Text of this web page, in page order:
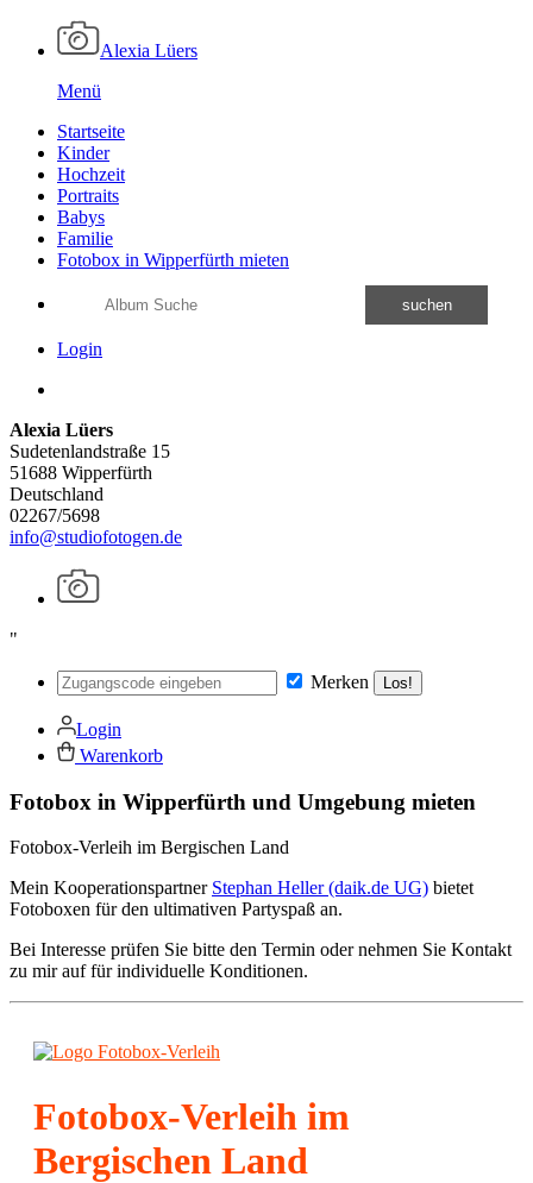
Alexia Lüers
Menü
Startseite
Kinder
Hochzeit
Portraits
Babys
Familie
Fotobox in Wipperfürth mieten
suchen
Login
Alexia Lüers
Sudetenlandstraße 15
51688 Wipperfürth
Deutschland
02267/5698
info@studiofotogen.de
"
Merken Los!
Login
Warenkorb
Fotobox in Wipperfürth und Umgebung mieten
Fotobox-Verleih im Bergischen Land
Mein Kooperationspartner Stephan Heller (daik.de UG) bietet
Fotoboxen für den ultimativen Partyspaß an.
Bei Interesse prüfen Sie bitte den Termin oder nehmen Sie Kontakt
zu mir auf für individuelle Konditionen.
Fotobox-Verleih im
Bergischen Land